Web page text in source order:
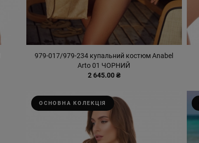
979-017/979-234 купальний костюм Anabel
Arto 01 ЧОРНИЙ
2 645.00 ₴
ОСНОВНА КОЛЕКЦІЯ